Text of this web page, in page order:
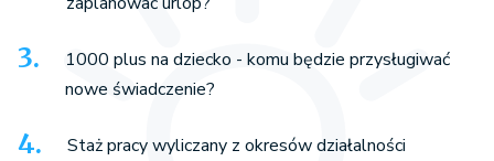
1000 plus na dziecko - komu będzie przysługiwać
nowe świadczenie?
Staż pracy wyliczany z okresów działalności